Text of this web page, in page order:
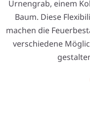
Urnengrab, einem
Baum. Diese
machen die
verschiedene